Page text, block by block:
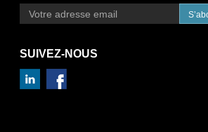
SUIVEZ-NOUS